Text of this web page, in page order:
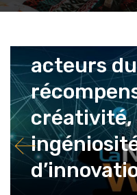
Web: 11
acteurs du
créativité,